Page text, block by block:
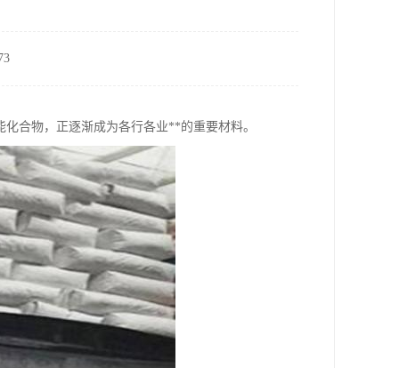
合物，正逐渐成为各行各业**的重要材料。